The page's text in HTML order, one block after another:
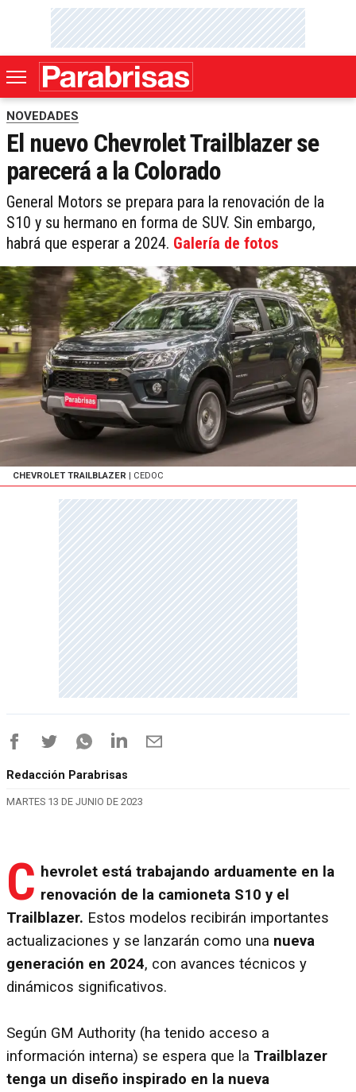
NOVEDADES
El nuevo Chevrolet Trailblazer se
parecerá a la Colorado
General Motors se prepara para la renovación de la
S10 y su hermano en forma de SUV. Sin embargo,
habrá que esperar a 2024. Galería de fotos
CHEVROLET TRAILBLAZER | CEDOC
Redacción Parabrisas
MARTES 13 DE JUNIO DE 2023
C hevrolet está trabajando arduamente en la
renovación de la camioneta S10 y el
Trailblazer. Estos modelos recibirán importantes
actualizaciones y se lanzarán como una nueva
generación en 2024, con avances técnicos y
dinámicos significativos.
Según GM Authority (ha tenido acceso a
información interna) se espera que la Trailblazer
tenga un diseño inspirado en la nueva